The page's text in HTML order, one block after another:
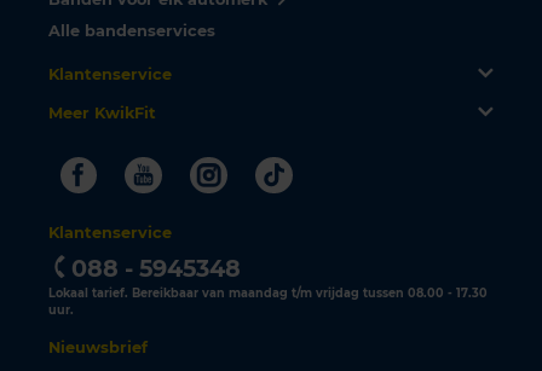
Alle bandenservices
Klantenservice
Meer KwikFit
FacebookYoutubeInstagram
Tiktok
Klantenservice
088 - 5945348
Lokaal tarief. Bereikbaar van maandag t/m vrijdag tussen 08.00 - 17.30
uur.
Nieuwsbrief